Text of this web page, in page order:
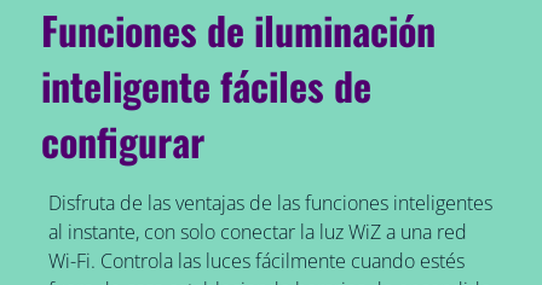
Funciones de iluminación
inteligente fáciles de
configurar
Disfruta de las ventajas de las funciones inteligentes
al instante, con solo conectar la luz WiZ a una red
Wi-Fi. Controla las luces fácilmente cuando estés